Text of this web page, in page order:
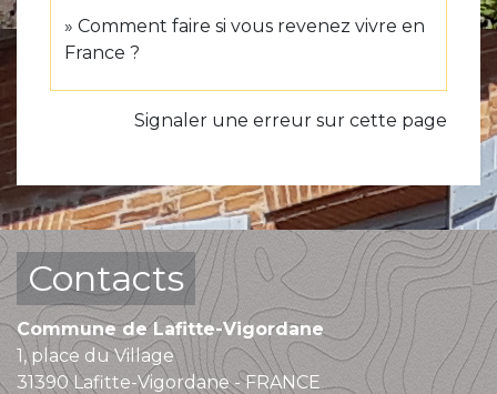
Comment faire si vous revenez vivre en
France ?
Signaler une erreur sur cette page
Contacts
Commune de Lafitte-Vigordane
1, place du Village
31390 Lafitte-Vigordane - FRANCE